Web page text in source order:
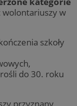
wolontariuszy w
szkoły
do 30. roku
przyznany